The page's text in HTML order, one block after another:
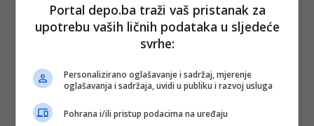
Depo.bapratite putem društvenih mrežaTwitteriFacebook
Portal depo.ba traži vaš pristanak za
upotrebu vaših ličnih podataka u sljedeće
svrhe:
Personalizirano oglašavanje i sadržaj, mjerenje
oglašavanja i sadržaja, uvidi u publiku i razvoj usluga
Pohrana i/ili pristup podacima na uređaju